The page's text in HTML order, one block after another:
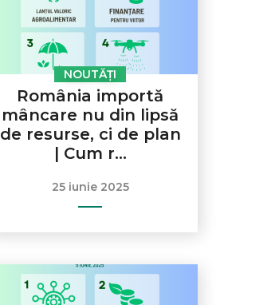
NOUTĂȚI
România importă
mâncare nu din lipsă
de resurse, ci de plan
| Cum r...
25 iunie 2025